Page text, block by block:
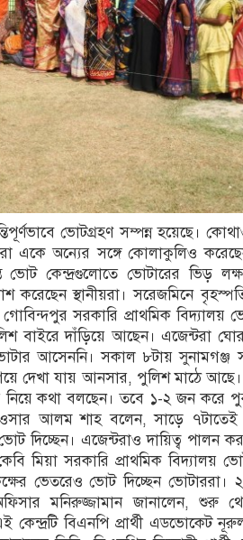
ভোটগ্রহণ সম্পন্ন হয়েছে।
একে অন্যের সঙ্গে কোলাকুলিও
ভোট কেন্দ্রগুলোতে ভোটারের ভিড়
করেছেন স্থানীয়রা। সরেজমিনে
সরকারি প্রাথমিক বিদ্যালয়
দাঁড়িয়ে আছেন। এজেন্টরা
আসেননি। সকাল ৮টায়
দেখা যায় আনসার, পুলিশ মাঠে
নিয়ে কথা বলছেন। তবে ১-২ জন করে
কাওসার আলম শাহ বলেন, সাড়ে
দিচ্ছেন। এজেন্টরাও দায়িত্ব পালন
মিয়া সরকারি প্রাথমিক বিদ্যালয়
ভেতরেও ভোট দিচ্ছেন
মনিরুজ্জামান জানালেন, শুরু
এই কেন্দ্রটি বিএনপি প্রার্থী